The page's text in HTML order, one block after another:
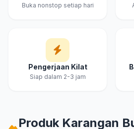
Buka nonstop setiap hari
Pengerjaan Kilat
Siap dalam 2-3 jam
Produk Karangan